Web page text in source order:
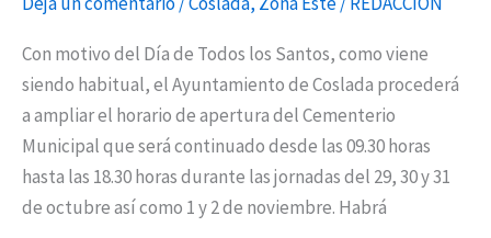
Con motivo del Día de Todos los Santos, como viene
siendo habitual, el Ayuntamiento de Coslada procederá
a ampliar el horario de apertura del Cementerio
Municipal que será continuado desde las 09.30 horas
hasta las 18.30 horas durante las jornadas del 29, 30 y 31
de octubre así como 1 y 2 de noviembre. Habrá